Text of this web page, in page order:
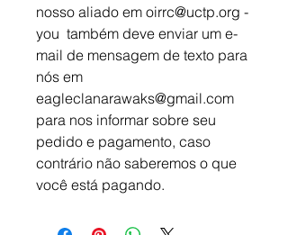
nosso aliado em oirrc@uctp.org -
you também deve enviar um e-
mail de mensagem de texto para
nós em
eagleclanarawaks@gmail.com
para nos informar sobre seu
pedido e pagamento, caso
contrário não saberemos o que
você está pagando.